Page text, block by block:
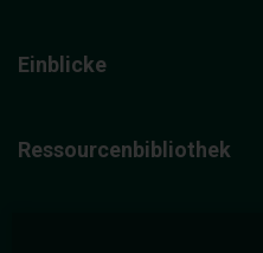
Einblicke
Ressourcenbibliothek